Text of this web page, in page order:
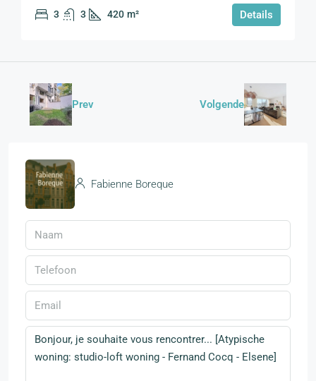
3 3 420 m² Details
Prev Volgende
Fabienne Boreque